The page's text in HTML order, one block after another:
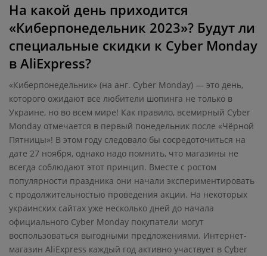
На какой день приходится
«Киберпонедельник 2023»? Будут ли
специальные скидки к Cyber Monday
в AliExpress?
«Киберпонедельник» (на анг. Cyber Monday) — это день,
которого ожидают все любители шопинга не только в
Украине, но во всем мире! Как правило, всемирный Cyber
Monday отмечается в первый понедельник после «Чёрной
Пятницы»! В этом году следовало бы сосредоточиться на
дате 27 ноября, однако надо помнить, что магазины не
всегда соблюдают этот принцип. Вместе с ростом
популярности праздника они начали экспериментировать
с продолжительностью проведения акции. На некоторых
украинских сайтах уже несколько дней до начала
официального Cyber Monday покупатели могут
воспользоваться выгодными предложениями. Интернет-
магазин AliExpress каждый год активно участвует в Cyber